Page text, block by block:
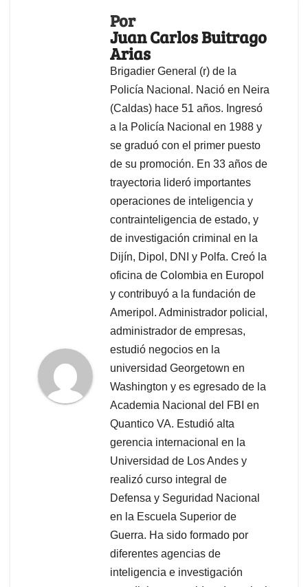
Por
Juan Carlos Buitrago
Arias
Brigadier General (r) de la
Policía Nacional. Nació en Neira
(Caldas) hace 51 años. Ingresó
a la Policía Nacional en 1988 y
se graduó con el primer puesto
de su promoción. En 33 años de
trayectoria lideró importantes
operaciones de inteligencia y
contrainteligencia de estado, y
de investigación criminal en la
Dijín, Dipol, DNI y Polfa. Creó la
oficina de Colombia en Europol
y contribuyó a la fundación de
Ameripol. Administrador policial,
administrador de empresas,
estudió negocios en la
universidad Georgetown en
Washington y es egresado de la
Academia Nacional del FBI en
Quantico VA. Estudió alta
gerencia internacional en la
Universidad de Los Andes y
realizó curso integral de
Defensa y Seguridad Nacional
en la Escuela Superior de
Guerra. Ha sido formado por
diferentes agencias de
inteligencia e investigación